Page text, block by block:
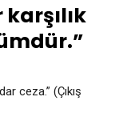
karşılık
ceza.” (Çıkış